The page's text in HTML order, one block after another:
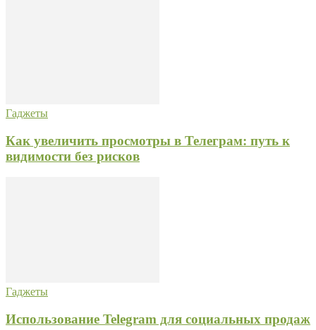
Гаджеты
Как увеличить просмотры в Телеграм: путь к
видимости без рисков
Гаджеты
Использование Telegram для социальных продаж